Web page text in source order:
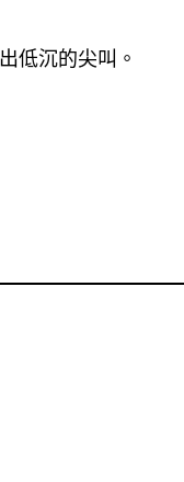
低沉的尖叫。